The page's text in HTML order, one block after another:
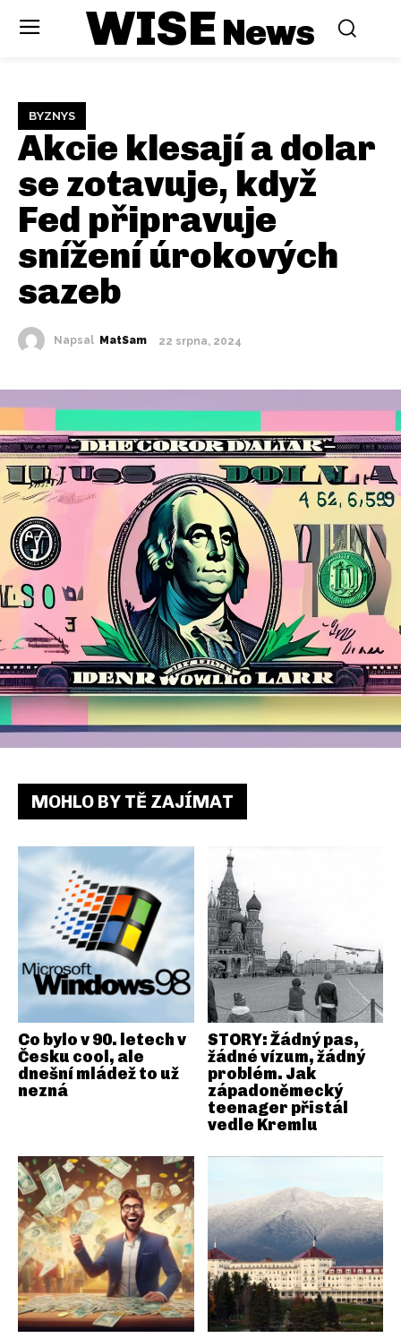
WISENews
BYZNYS
Akcie klesají a dolar
se zotavuje, když
Fed připravuje
snížení úrokových
sazeb
Napsal MatSam 22 srpna, 2024
MOHLO BY TĚ ZAJÍMAT
Co bylo v 90. letech v
Česku cool, ale
dnešní mládež to už
nezná
STORY: Žádný pas,
žádné vízum, žádný
problém. Jak
západoněmecký
teenager přistál
vedle Kremlu